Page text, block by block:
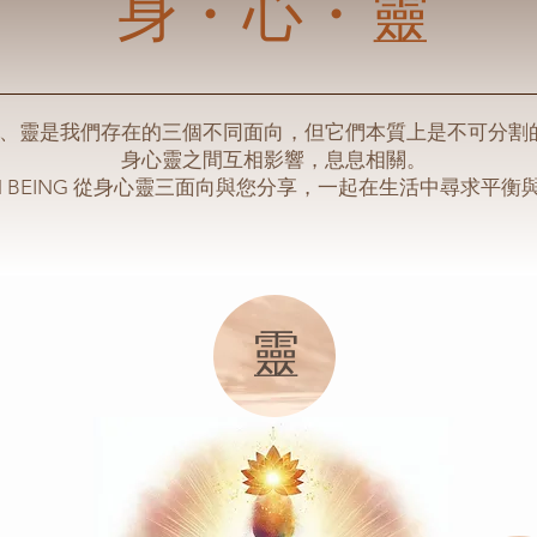
身・心・靈
靈是我們存在的三個不同面向，但它們本質上是不可分割
身心靈之間互相影響，息息相關。
BEING 從身心靈三面向與您分享，一起在生活中尋求平衡
​靈